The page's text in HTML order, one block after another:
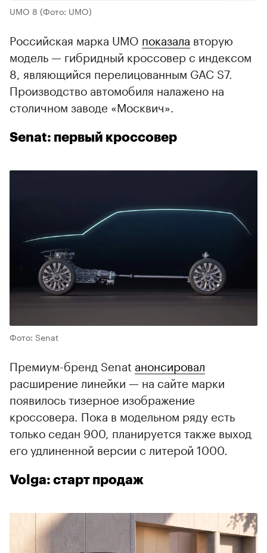
UMO 8 (Фото: UMO)
Российская марка UMO показала вторую
модель — гибридный кроссовер с индексом
8, являющийся перелицованным GAC S7.
Производство автомобиля налажено на
столичном заводе «Москвич».
Senat: первый кроссовер
Фото: Senat
Премиум-бренд Senat анонсировал
расширение линейки — на сайте марки
появилось тизерное изображение
кроссовера. Пока в модельном ряду есть
только седан 900, планируется также выход
его удлиненной версии с литерой 1000.
Volga: старт продаж